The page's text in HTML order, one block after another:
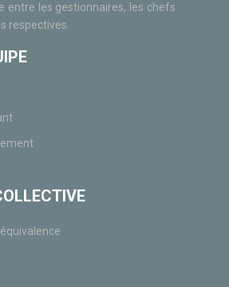
entre les gestionnaires, les chefs
respectives.